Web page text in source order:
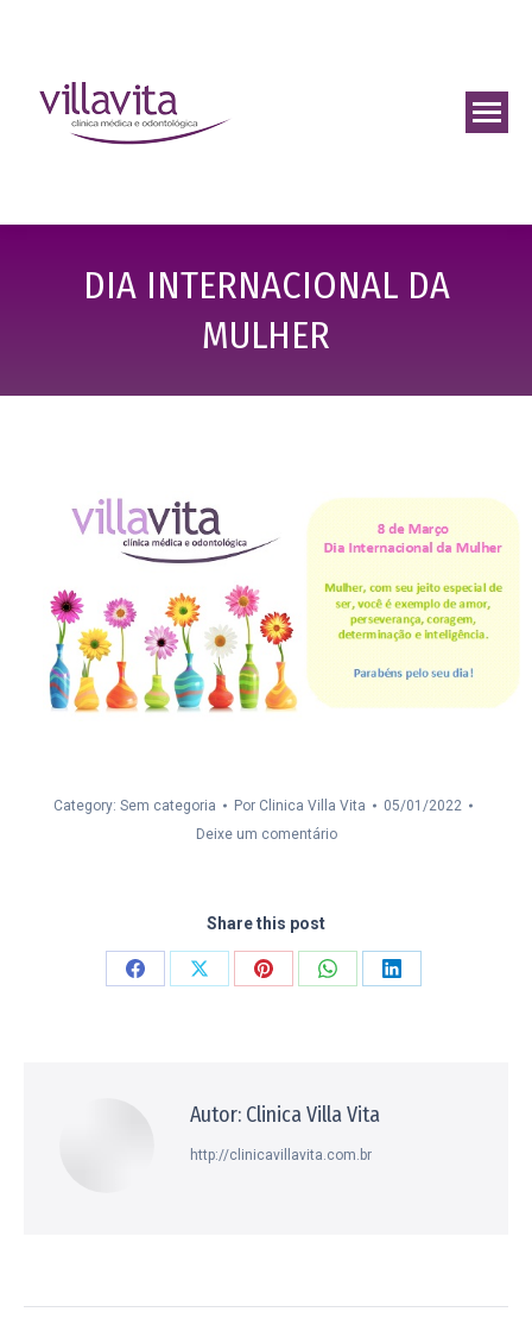
DIA INTERNACIONAL DA
MULHER
Category: Sem categoria Por Clinica Villa Vita
05/01/2022
Deixe um comentário
Share this post
CompartilharCompartilharCompartilharCompartilharCompartilhar
Autor: Clinica Villa Vita
http://clinicavillavita.com.br